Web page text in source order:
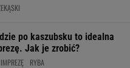
po kaszubsku to idealna
Jak je zrobić?
RYBA